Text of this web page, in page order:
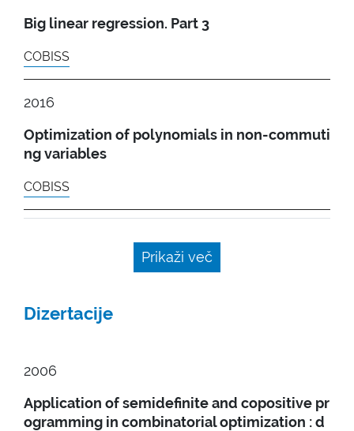
Big linear regression. Part 3
COBISS
2016
Optimization of polynomials in non-commuti
ng variables
COBISS
Prikaži več
Dizertacije
2006
Application of semidefinite and copositive pr
ogramming in combinatorial optimization : d